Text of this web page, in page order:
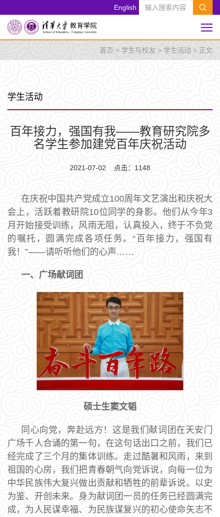
English
首页 > 学生与校友 > 学生活动 > 正文
学生活动
百年接力，强国有我——教育研究院多
名学生参加建党百年庆祝活动
2021-07-02 点击： 1148
在庆祝中国共产党成立100周年文艺演出和庆祝大
会上，活跃着教研院10位同学的身影。他们从今年3
月开始接受训练，风雨无阻，认真投入，终于不负党
的嘱托，圆满完成各项任务。“百年接力，强国有
我！”——请听听他们的心声……
一、广场献词团
硕士生窦文韬
同心向党，奔赴远方！这是我们献词团在天安门
广场千人合诵的第一句，在这句话出口之前，我们已
经完成了三个月的集体训练。走过酷暑和风雨，来到
祖国的心房，我们把青春朝气向党诉说，向每一位为
中华民族伟大复兴做出贡献和牺牲的前辈诉说。以史
为鉴、开创未来。身为献词团一员的任务已经圆满完
成，为人民谋幸福、为民族谋复兴的初心使命矢志不